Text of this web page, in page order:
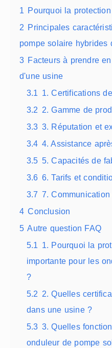
1 Pourquoi la
2 Principales
pompe solaire hybrides
3 Facteurs à prendre
d'une usine
3.1 1. Certifications
3.2 2. Gamme de
3.3 3. Réputation et
3.4 4. Assistance
3.5 5. Capacités de
3.6 6. Tarifs et
3.7 7.
4 Conclusion
5 Autre question FAQ
5.1 1. Pourquoi la
importante pour les
?
5.2 2. Quelles
dans une usine ?
5.3 3. Quelles
onduleur de pompe